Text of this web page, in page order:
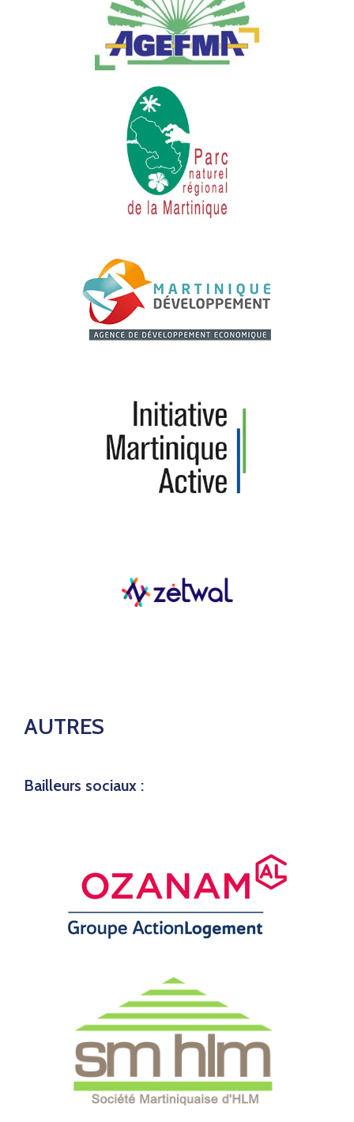
AUTRES
Bailleurs sociaux :